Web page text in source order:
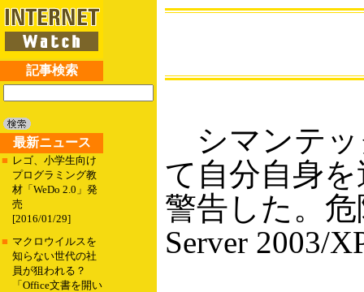
記事検索
最新ニュース
■ レゴ、小学生向け
プログラミング教
材「WeDo 2.0」発
売
[2016/01/29]
■ マクロウイルスを
知らない世代の社
員が狙われる？
「Office文書を開い
シマンテッ
て自分自身
警告した。危
Server 2003/